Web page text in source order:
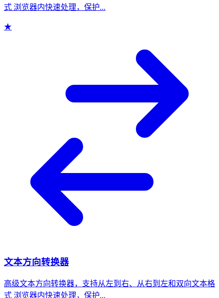
式 浏览器内快速处理，保护...
★
文本方向转换器
高级文本方向转换器，支持从左到右、从右到左和双向文本格
式 浏览器内快速处理，保护...